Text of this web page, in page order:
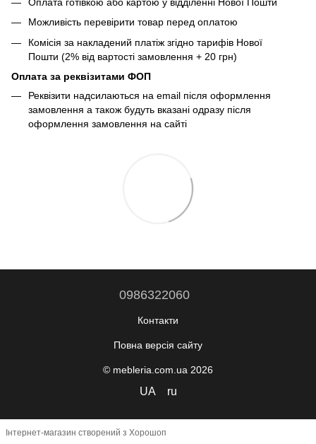
Можливість перевірити товар перед оплатою
Комісія за накладений платіж згідно тарифів Нової
Пошти (2% від вартості замовлення + 20 грн)
Оплата за реквізитами ФОП
Реквізити надсилаються на email після оформлення
замовлення а також будуть вказані одразу після
оформлення замовлення на сайті
0986322060
Контакти
Повна версія сайту
© mebleria.com.ua 2026
UA ru
Інтернет-магазин створений з Хорошоп